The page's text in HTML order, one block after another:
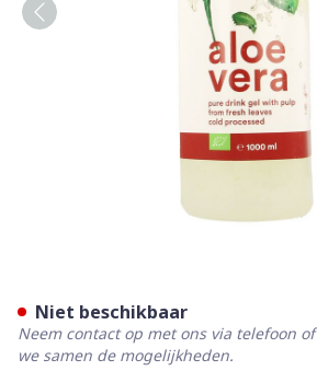
Niet beschikbaar
Neem contact op met ons via telefoon
we samen de mogelijkheden.